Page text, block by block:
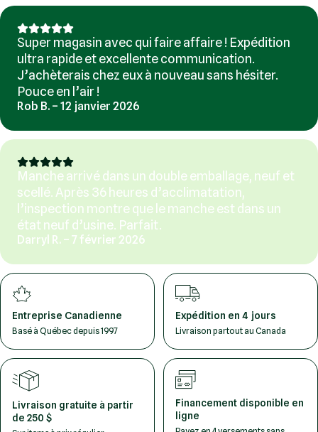
Super magasin avec qui faire affaire ! Expédition
ultra rapide et excellente communication.
J’achèterais chez eux à nouveau sans hésiter.
Pouce en l’air !
Rob B. – 12 janvier 2026
Manche arrivé dans un double emballage, neuf et
scellé. Après 36 heures d’acclimatation,
l’inspection montre que le manche est dans un
état neuf d’usine. Parfait.
Darryl R. – 7 février 2026
Entreprise Canadienne
Basé à Québec depuis 1997
Expédition en 4 jours
Livraison partout au Canada
Livraison gratuite à partir
de 250 $
Financement disponible en
ligne